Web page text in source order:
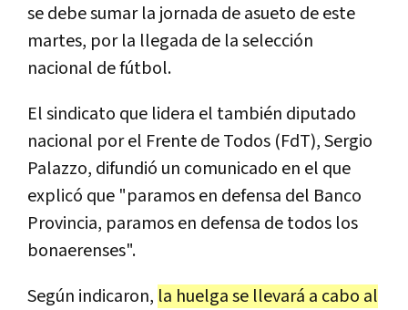
se debe sumar la jornada de asueto de este
martes, por la llegada de la selección
nacional de fútbol.
El sindicato que lidera el también diputado
nacional por el Frente de Todos (FdT), Sergio
Palazzo, difundió un comunicado en el que
explicó que "paramos en defensa del Banco
Provincia, paramos en defensa de todos los
bonaerenses".
Según indicaron, la huelga se llevará a cabo al